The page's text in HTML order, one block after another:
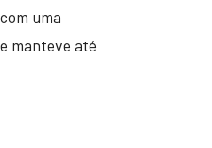
uma
manteve até